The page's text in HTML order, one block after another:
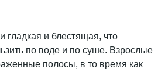
гладкая и блестящая, что
по воде и по суше. Взрослые
полосы, в то время как